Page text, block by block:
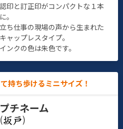
認印と訂正印がコンパクトな１本
に。
立ち仕事の現場の声から生まれた
キャップレスタイプ。
インクの色は朱色です。
持ち歩けるミニサイズ！
プチネーム
(
)